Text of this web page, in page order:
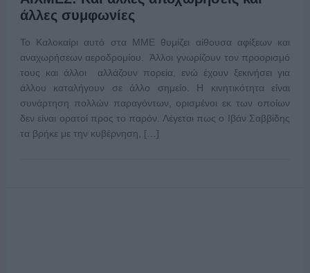
άλλες συμφωνίες
Το Καλοκαίρι αυτό στα ΜΜΕ θυμίζει αίθουσα αφίξεων και
αναχωρήσεων αεροδρομίου. Άλλοι γνωρίζουν τον προορισμό
τους και άλλοι αλλάζουν πορεία, ενώ έχουν ξεκινήσει για
άλλου καταλήγουν σε άλλο σημείο. Η κινητικότητα είναι
συνάρτηση πολλών παραγόντων, ορισμένοι εκ των οποίων
δεν είναι ορατοί προς το παρόν. Λέγεται πως ο Ιβάν Σαββίδης
τα βρήκε με την κυβέρνηση, […]